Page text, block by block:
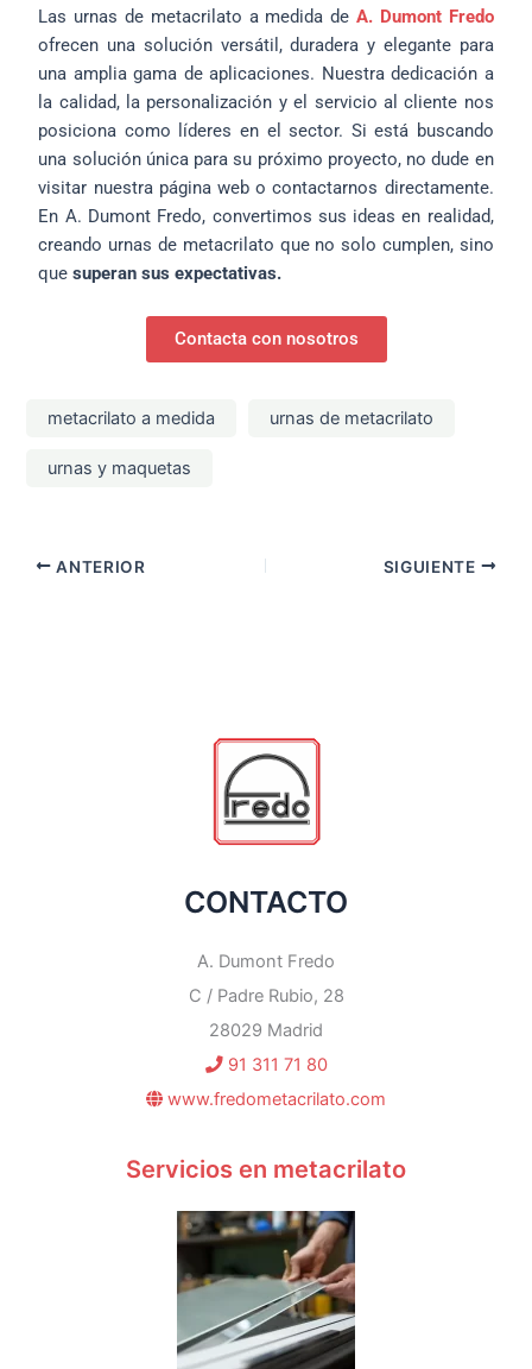
Las urnas de metacrilato a medida de A. Dumont Fredo
ofrecen una solución versátil, duradera y elegante para
una amplia gama de aplicaciones. Nuestra dedicación a
la calidad, la personalización y el servicio al cliente nos
posiciona como líderes en el sector. Si está buscando
una solución única para su próximo proyecto, no dude en
visitar nuestra página web o contactarnos directamente.
En A. Dumont Fredo, convertimos sus ideas en realidad,
creando urnas de metacrilato que no solo cumplen, sino
quesuperan sus expectativas.
Contacta con nosotros
metacrilato a medida urnas de metacrilato
urnas y maquetas
ANTERIOR SIGUIENTE
CONTACTO
A. Dumont Fredo
C / Padre Rubio, 28
28029 Madrid
91 311 71 80
www.fredometacrilato.com
Servicios en metacrilato